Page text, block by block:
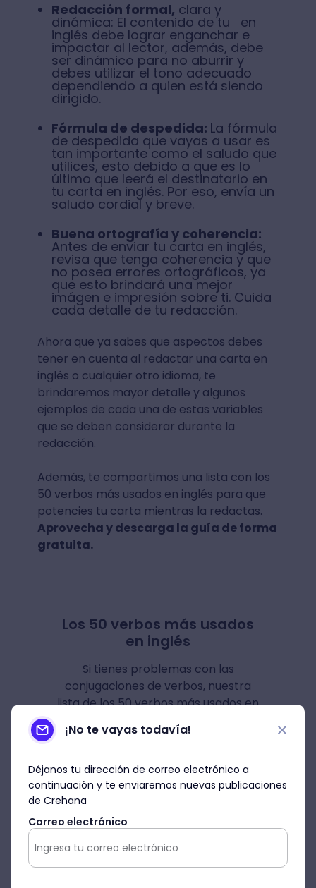
Redacción formal, clara y
dinámica: El contenido de tu en
inglés debe lograr enganchar e
impactar al lector, además, debe
ser dinámico para no aburrir y
debes utilizar el tono adecuado
dependiendo a quien está siendo
dirigido.
Fórmula de despedida: La fórmula
de despedida que vayas a usar es
tan importante como el saludo que
utilices, esto debido a que es lo
último que leerá el destinatario en
tu carta en inglés. Por eso, envía un
saludo cordial y breve.
Buena ortografía y coherencia:
Antes de enviar tu carta en inglés,
revisa que tenga coherencia y que
no posea errores ortográficos, ya
que esto brindará una mejor
imágen e impresión sobre ti. Cuida
cada detalle de tu redacción.
Ahora que ya sabes que aspectos debes
tener en cuenta al redactar una carta en
inglés o cualquier otro idioma, te
brindaremos mayor detalle y algunos
ejemplos de cada una de estas variables
que se deben considerar durante la
redacción.
Además, te compartimos una lista con los
50 verbos más usados en inglés para que
potencies tu carta mientras la redactas.
Aprovecha y descarga la guía de forma
gratuita.
Los 50 verbos más usados
en inglés
Si tienes problemas con las
conjugaciones de verbos, nuestra
lista de los 50 verbos más usados en
Descargar
¡No te vayas todavía!
Déjanos tu dirección de correo electrónico a
continuación y te enviaremos nuevas publicaciones
de Crehana
Correo electrónico